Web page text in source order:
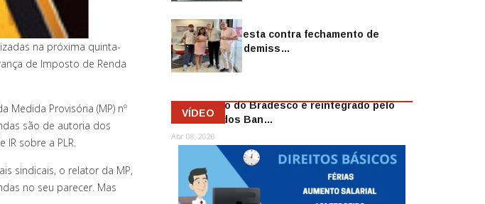
na próxima quinta-
de Imposto de Renda
Provisória (MP) nº
são de autoria dos
IR sobre a PLR.
sindicais, o relator da MP,
no seu parecer. Mas
Sindicato protesta contra fechamento de
agências e as demiss…
Mai 13, 2026
Funcionário do Bradesco é reintegrado pelo
Sindicato dos Ban…
Abr 08, 2026
VÍDEO